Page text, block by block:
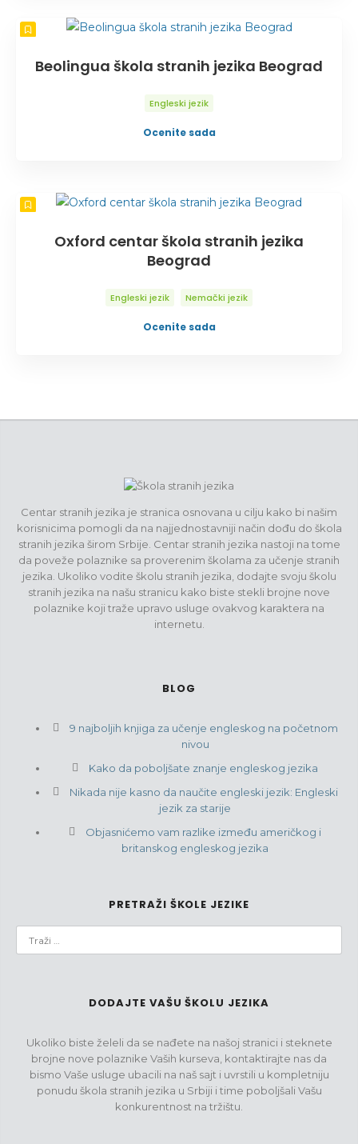
Beolingua škola stranih jezika Beograd
Engleski jezik
Ocenite sada
Oxford centar škola stranih jezika
Beograd
Engleski jezik Nemački jezik
Ocenite sada
Centar stranih jezika je stranica osnovana u cilju kako bi našim
korisnicima pomogli da na najjednostavniji način dođu do škola
stranih jezika širom Srbije. Centar stranih jezika nastoji na tome
da poveže polaznike sa proverenim školama za učenje stranih
jezika. Ukoliko vodite školu stranih jezika, dodajte svoju školu
stranih jezika na našu stranicu kako biste stekli brojne nove
polaznike koji traže upravo usluge ovakvog karaktera na
internetu.
BLOG
9 najboljih knjiga za učenje engleskog na početnom
nivou
Kako da poboljšate znanje engleskog jezika
Nikada nije kasno da naučite engleski jezik: Engleski
jezik za starije
Objasnićemo vam razlike između američkog i
britanskog engleskog jezika
PRETRAŽI ŠKOLE JEZIKE
DODAJTE VAŠU ŠKOLU JEZIKA
Ukoliko biste želeli da se nađete na našoj stranici i steknete
brojne nove polaznike Vaših kurseva, kontaktirajte nas da
bismo Vaše usluge ubacili na naš sajt i uvrstili u kompletniju
ponudu škola stranih jezika u Srbiji i time poboljšali Vašu
konkurentnost na tržištu.